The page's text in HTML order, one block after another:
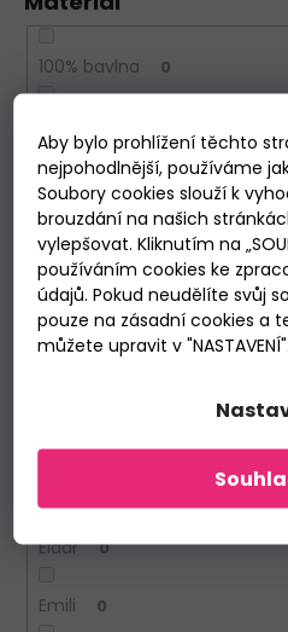
Aby bylo prohlížení těchto
nejpohodlnější, používáme
Soubory cookies slouží k
brouzdání na našich
vylepšovat. Kliknutím na
používáním cookies ke
údajů. Pokud neudělíte svůj
pouze na zásadní cookies a
můžete upravit v "NASTAVENÍ".
100% bavlna 0
polyamid 0
bambusové vlákno 0
bavlna/elastan 0
Eldar 0
Emili 0